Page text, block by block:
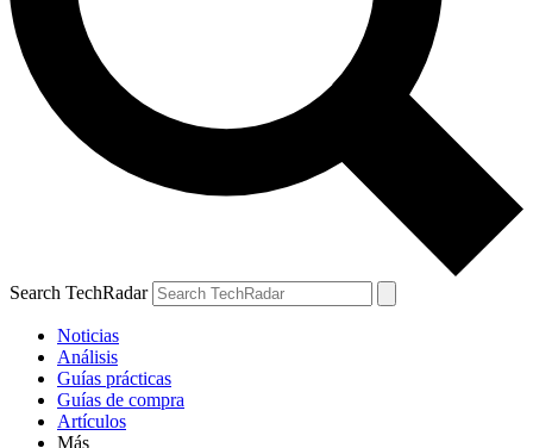
Search TechRadar
Noticias
Análisis
Guías prácticas
Guías de compra
Artículos
Más